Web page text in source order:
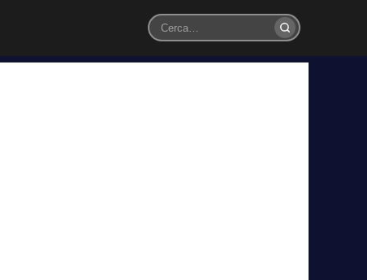
Cerca